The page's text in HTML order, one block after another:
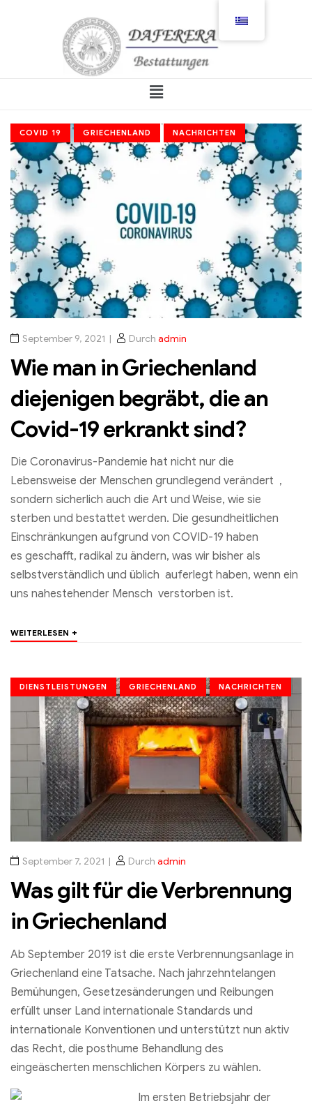
COVID 19 GRIECHENLAND NACHRICHTEN
September 9, 2021 Durch admin
Wie man in Griechenland
diejenigen begräbt, die an
Covid-19 erkrankt sind?
Die Coronavirus-Pandemie hat nicht nur die
Lebensweise der Menschen grundlegend verändert ,
sondern sicherlich auch die Art und Weise, wie sie
sterben und bestattet werden. Die gesundheitlichen
Einschränkungen aufgrund von COVID-19 haben
es geschafft, radikal zu ändern, was wir bisher als
selbstverständlich und üblich auferlegt haben, wenn ein
uns nahestehender Mensch verstorben ist.
WEITERLESEN +
DIENSTLEISTUNGEN GRIECHENLAND NACHRICHTEN
September 7, 2021 Durch admin
Was gilt für die Verbrennung
in Griechenland
Ab September 2019 ist die erste Verbrennungsanlage in
Griechenland eine Tatsache. Nach jahrzehntelangen
Bemühungen, Gesetzesänderungen und Reibungen
erfüllt unser Land internationale Standards und
internationale Konventionen und unterstützt nun aktiv
das Recht, die posthume Behandlung des
eingeäscherten menschlichen Körpers zu wählen.
Im ersten Betriebsjahr der